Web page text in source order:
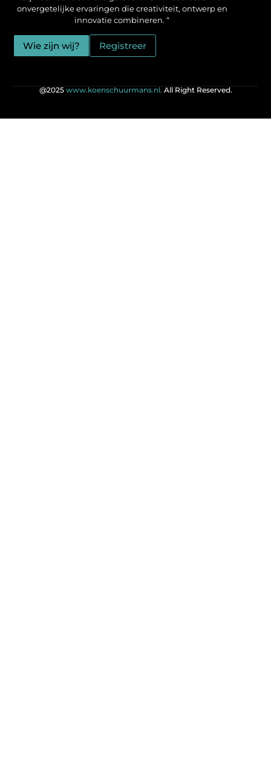
onvergetelijke ervaringen die creativiteit, ontwerp en
innovatie combineren. “
Wie zijn wij? Registreer
@2025 www.koenschuurmans.nl. All Right Reserved.